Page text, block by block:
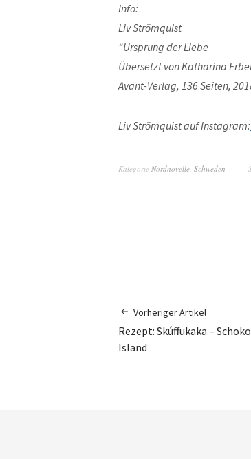
Info:
Liv Strömquist
“Ursprung der Liebe
Über­set­zt von Katha­ri­na
Avant-Ver­lag, 136 Seit­en,
Liv Strömquist auf Insta­gram:
Kategorie Nordnovelle, Schweden
Vorheriger Artikel
Rezept: Skúffukaka –
Island